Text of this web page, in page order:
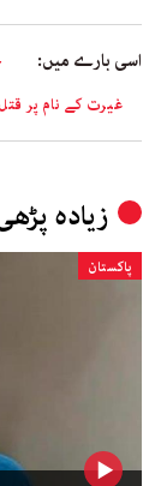
اسی بارے میں:
غیرت کے نام پر قتل
زیادہ
پاکستان